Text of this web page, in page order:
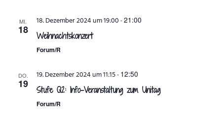
FORMULARE
MI.
18
18. Dezember 2024 um 19:00 -21:00
Weihnachtskonzert
Forum/R
DO.
19
19. Dezember 2024 um 11:15- 12:50
Stufe Q2: Info-Veranstaltung zum Unitag
Forum/R